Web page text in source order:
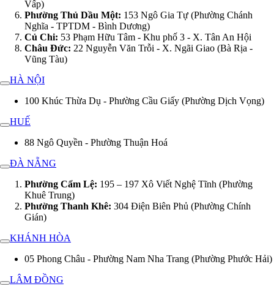
Vấp)
Phường Thủ Dầu Một: 153 Ngô Gia Tự (Phường Chánh
Nghĩa - TPTDM - Bình Dương)
Củ Chi: 53 Phạm Hữu Tâm - Khu phố 3 - X. Tân An Hội
Châu Đức: 22 Nguyễn Văn Trỗi - X. Ngãi Giao (Bà Rịa -
Vũng Tàu)
HÀ NỘI
100 Khúc Thừa Dụ - Phường Cầu Giấy (Phường Dịch Vọng)
HUẾ
88 Ngô Quyền - Phường Thuận Hoá
ĐÀ NẴNG
Phường Cẩm Lệ: 195 – 197 Xô Viết Nghệ Tĩnh (Phường
Khuê Trung)
Phường Thanh Khê: 304 Điện Biên Phủ (Phường Chính
Gián)
KHÁNH HÒA
05 Phong Châu - Phường Nam Nha Trang (Phường Phước Hải)
LÂM ĐỒNG